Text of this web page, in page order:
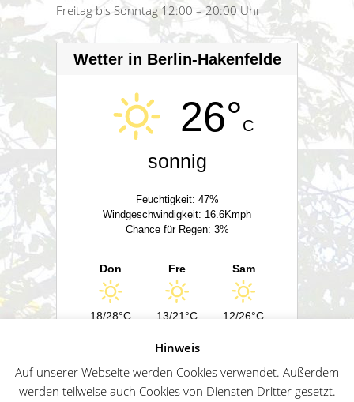
Freitag bis Sonntag 12:00 – 20:00 Uhr
Wetter in Berlin-Hakenfelde
26°C
sonnig
Feuchtigkeit: 47%
Windgeschwindigkeit: 16.6Kmph
Chance für Regen: 3%
Don
18/28°C
Fre
13/21°C
Sam
12/26°C
Hinweis
Auf unserer Webseite werden Cookies verwendet. Außerdem
werden teilweise auch Cookies von Diensten Dritter gesetzt.